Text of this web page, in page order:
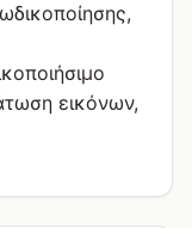
εικόνων,